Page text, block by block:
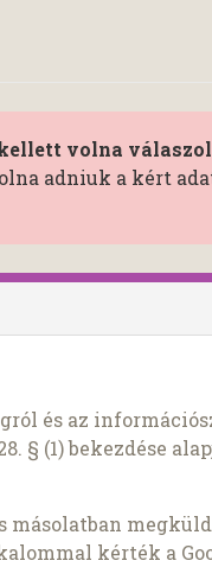
volna
adniuk a kért
és az
§ (1) bekezdése
kérték a